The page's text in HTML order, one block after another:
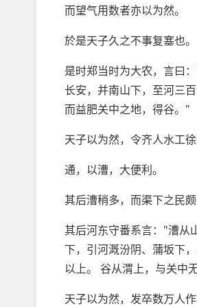
而望气用数者亦以为然。
於是天子久之不事复塞也。
是时郑当时为大农，言曰
长安，并南山下，至河三
而益肥关中之地，得谷。"
天子以为然，令齐人水工
通，以漕，大便利。
其后漕稍多，而渠下之民颇
其后河东守番系言："漕从
下，引河溉汾阴、蒲坂下
以上。 谷从渭上，与关中
天子以为然，发卒数万人作